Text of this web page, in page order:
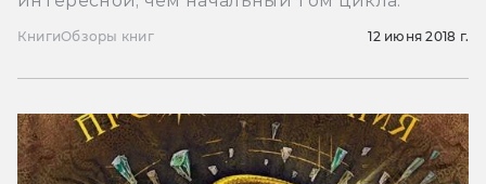
КнигиОбзоры книг 12 июня 2018 г.